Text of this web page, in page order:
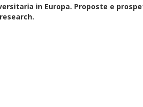
in Europa. Proposte e
.